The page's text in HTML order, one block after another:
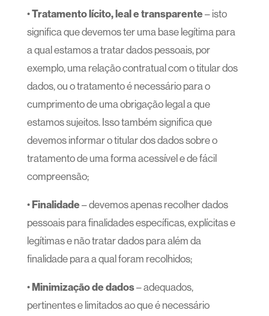
•Tratamento lícito, leal e transparente– isto
significa que devemos ter uma base legítima para
a qual estamos a tratar dados pessoais, por
exemplo, uma relação contratual com o titular dos
dados, ou o tratamento é necessário para o
cumprimento de uma obrigação legal a que
estamos sujeitos. Isso também significa que
devemos informar o titular dos dados sobre o
tratamento de uma forma acessível e de fácil
compreensão;
•Finalidade– devemos apenas recolher dados
pessoais para finalidades específicas, explícitas e
legítimas e não tratar dados para além da
finalidade para a qual foram recolhidos;
•Minimização de dados– adequados,
pertinentes e limitados ao que é necessário